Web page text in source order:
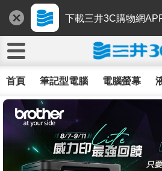
下載三井3C購物網
首頁 筆記型電腦 電腦螢幕